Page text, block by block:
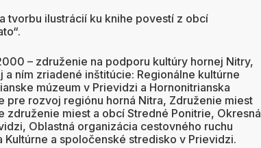
tvorbu ilustrácií ku knihe povestí z obcí
– združenie na podporu kultúry hornej Nitry,
a ním zriadené inštitúcie: Regionálne kultúrne
múzeum v Prievidzi a Hornonitrianska
pre rozvoj regiónu horná Nitra, Združenie miest
združenie miest a obcí Stredné Ponitrie, Okresná
Oblastná organizácia cestovného ruchu
Kultúrne a spoločenské stredisko v Prievidzi.